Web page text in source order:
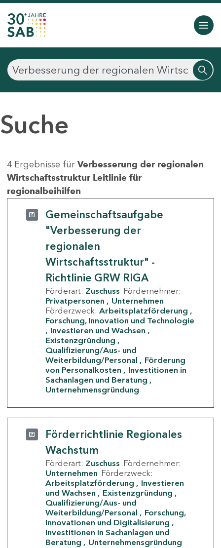
Suche
4 Ergebnisse für Verbesserung der regionalen
Wirtschaftsstruktur Leitlinie für
regionalbeihilfen
Gemeinschaftsaufgabe
"Verbesserung der
regionalen
Wirtschaftsstruktur" -
Richtlinie GRW RIGA
Förderart: Zuschuss Fördernehmer:
Privatpersonen
Unternehmen
Förderzweck: Arbeitsplatzförderung
Forschung, Innovation und Technologie
Investieren und Wachsen
Existenzgründung
Qualifizierung/Aus- und
Weiterbildung/Personal
Förderung
von Personalkosten
Investitionen in
Sachanlagen und Beratung
Unternehmensgründung
Förderrichtlinie Regionales
Wachstum
Förderart: Zuschuss Fördernehmer:
Unternehmen Förderzweck:
Arbeitsplatzförderung
Investieren
und Wachsen
Existenzgründung
Qualifizierung/Aus- und
Weiterbildung/Personal
Forschung,
Innovationen und Digitalisierung
Investitionen in Sachanlagen und
Beratung
Unternehmensgründung